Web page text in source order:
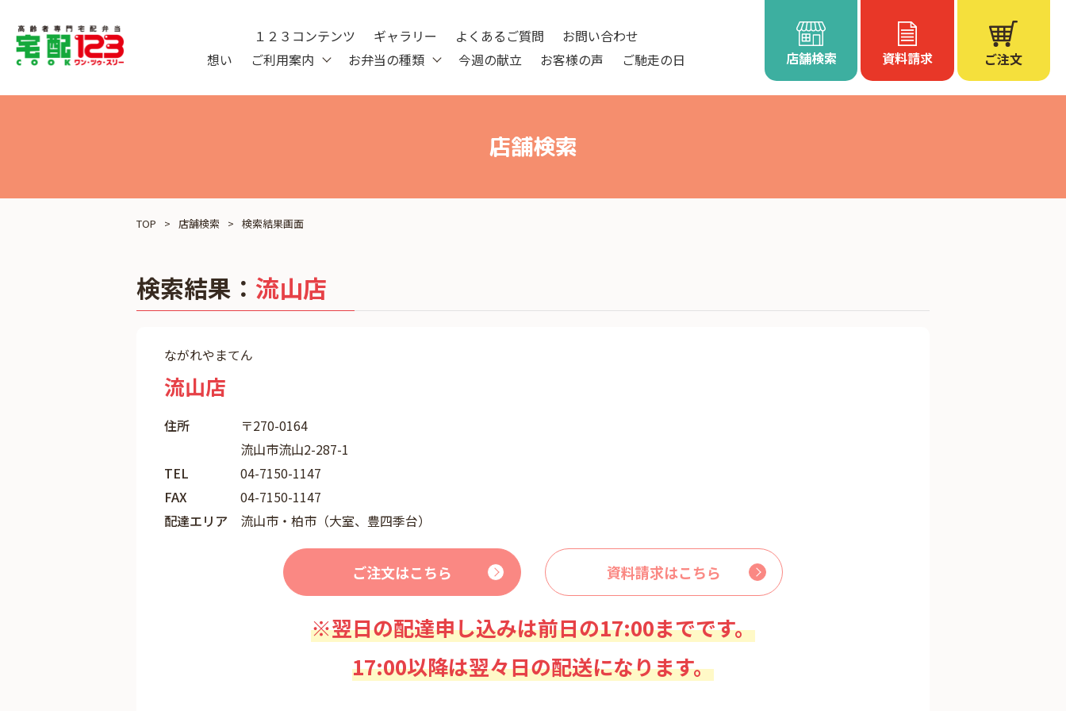
想い ご利用案内 お弁当の種類 今週の献立 お客様の声 ご馳走の日
１２３コンテンツ ギャラリー よくあるご質問
お問い合わせ
店舗検索
資料請求 ご注文
店舗検索
TOP 店舗検索 検索結果画面
検索結果： 流山店
ながれやまてん
流山店
住所
〒270-0164
流山市流山2-287-1
TEL
04-7150-1147
FAX
04-7150-1147
配達エリア
流山市・柏市（大室、豊四季台）
ご注文はこちら 資料請求はこちら
※翌日の配達申し込みは前日の17:00までです。
17:00以降は翌々日の配送になります。